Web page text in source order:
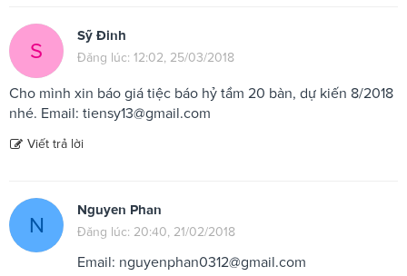
S
Sỹ Đinh
Đăng lúc: 12:02, 25/03/2018
Cho mình xin báo giá tiệc báo hỷ tầm 20 bàn, dự kiến 8/2018
nhé. Email: tiensy13@gmail.com
Viết trả lời
N
Nguyen Phan
Đăng lúc: 20:40, 21/02/2018
Email: nguyenphan0312@gmail.com